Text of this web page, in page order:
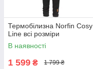
Термобілизна Norfin Cosy
Line всі розміри
В наявності
1 599 ₴ 1 799 ₴